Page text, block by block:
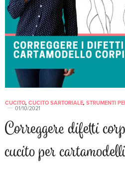
CUCITO, CUCITO SARTORIALE, STRUMENTI
01/10/2021
Correggere difetti
cucito per